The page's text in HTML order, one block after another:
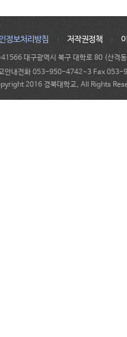
정보처리방침 저작권정책
대구광역시 북구 대학로 80 (산격
안내전화 053-950-4742~3 Fax
2016 경북대학교, All Rights